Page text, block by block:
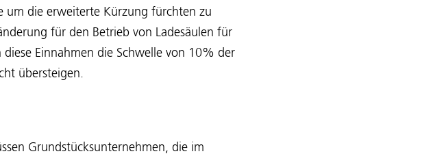
um die erweiterte Kürzung fürchten zu
für den Betrieb von Ladesäulen für
Einnahmen die Schwelle von 10% der
übersteigen.
Grundstücksunternehmen, die im